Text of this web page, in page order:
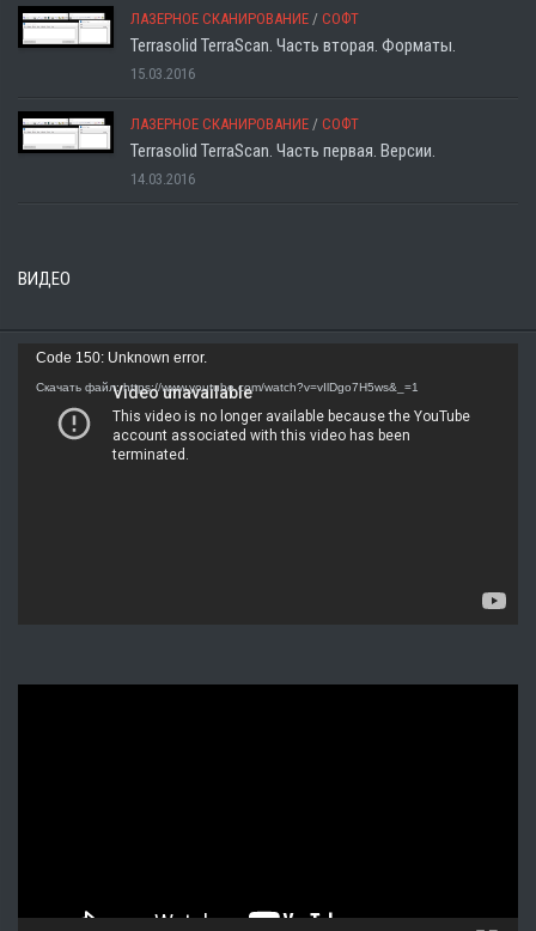
ЛАЗЕРНОЕ СКАНИРОВАНИЕ / СОФТ
Terrasolid TerraScan. Часть вторая. Форматы.
15.03.2016
ЛАЗЕРНОЕ СКАНИРОВАНИЕ / СОФТ
Terrasolid TerraScan. Часть первая. Версии.
14.03.2016
ВИДЕО
Видеоплеер
Code 150: Unknown error.
Скачать файл: https://www.youtube.com/watch?v=vIlDgo7H5ws&_=1